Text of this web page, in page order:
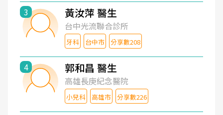
3 黃汝萍 醫生
台中光流聯合診所
牙科 台中市 分享數208
4 郭和昌 醫生
高雄長庚紀念醫院
小兒科 高雄市 分享數226